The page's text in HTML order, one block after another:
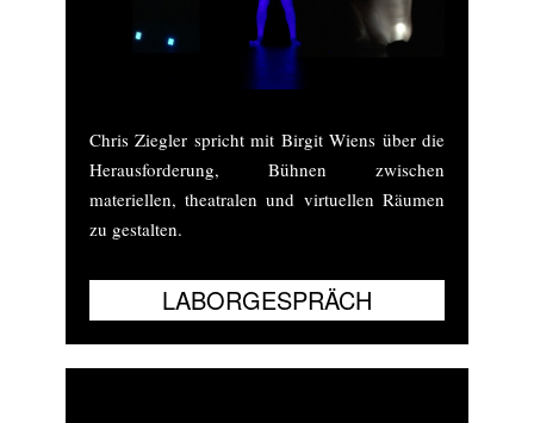
Chris Ziegler spricht mit Birgit Wiens über die
Herausforderung, Bühnen zwischen
materiellen, theatralen und virtuellen Räumen
zu gestalten.